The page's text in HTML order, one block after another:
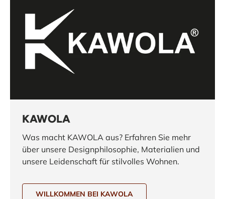
KAWOLA
Was macht KAWOLA aus? Erfahren Sie mehr
über unsere Designphilosophie, Materialien und
unsere Leidenschaft für stilvolles Wohnen.
WILLKOMMEN BEI KAWOLA